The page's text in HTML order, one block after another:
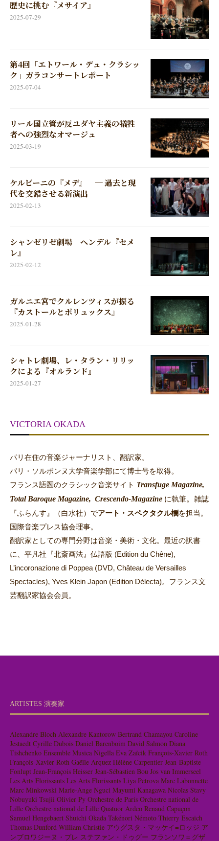
歴史に挑む『メサイア』
2025-07-29
第4回「エトワール・デュ・クラシッ
ク」ガラコンサートレポート
2025-07-04
リール国立管が反ユダヤ主義の犠牲
者への強烈なオマージュ
2025-03-19
ケルビーニの『メデ』 ─ 過去と現
代を交錯させる新演出
2025-02-13
シャンゼリゼ劇場 ヘンデル『セメ
レ』
2025-02-12
ガルニエ宮でクルレンツィスが振る
『カストールとポリュックス』
2025-01-28
シャトレ劇場、レ・タラン・リリッ
クによる『オルランド』
2025-01-27
VICTORIA OKADA
パリ在住の音楽ジャーナリスト、翻訳家。
パリ・ソルボンヌ大学音楽学部にて博士号を取得。
フランス語圏のクラシック音楽サイト Transfuge Magazine,
Total Baroque Magazine, Crescendo-Magazine に執筆。 雑誌
『ふらんす』（白水社）でアート・スペクタクル欄を担当。
国際音楽プレス協会理事。
翻訳家としての専門分野は音楽・美術・文化。最近の訳書
に、平凡社『北斎画法』仏語版 (Edition du Chêne),
L’incoronazione di Poppea (DVD, Château de Versailles
Spectacles), Yves Klein Japon (Edition Délecta)。フランス文
芸翻訳家協会会員。
ARTISTES 演奏家
Alexandre Bloch Alexandre Kantorow Bertrand Chamayou Caroline
Jestaedt Cyrille Dubois Daniel Barenboim David Salmon Diana
Tishchenko Ensemble Musica Nigella Eva Zaïcik François-Xavier Roth
François-Xavier Roth Gaëlle Arquez Hélène Carpentier Jean-Baptiste
Fonlupt Jean-François Heisser Jean-Sébastien Bou Jos van Immerseel
Les Arts Florissants Les Arts Florissants Liya Petrova Marc Labonnette
Marc Minkowski Marie-Ange Nguci Mayumi Kanagawa Nicolas Stavy
Nobuyuki Tsujii Olivier Py Orchestre de Paris Orchestre national de
Lille Orchestre national de Lille Quatuor Ardeo Renaud Capuçon
Samuel Hengebaert Shuichi Okada Takénori Némoto Thierry Escaich
Thomas Dunford William Christie アウグスタ・マッケイ=ロッジ ア
ンブロワジーヌ・ブレ ステファン・ドゥグー フランソワ＝グザ